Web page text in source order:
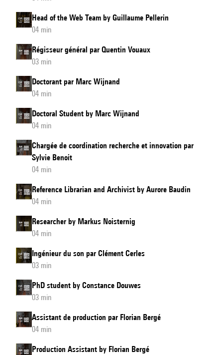
Head of the Web Team by Guillaume Pellerin
04 min
Régisseur général par Quentin Vouaux
03 min
Doctorant par Marc Wijnand
04 min
Doctoral Student by Marc Wijnand
04 min
Chargée de coordination recherche et innovation par
Sylvie Benoit
04 min
Reference Librarian and Archivist by Aurore Baudin
04 min
Researcher by Markus Noisternig
04 min
Ingénieur du son par Clément Cerles
03 min
PhD student by Constance Douwes
03 min
Assistant de production par Florian Bergé
04 min
Production Assistant by Florian Bergé